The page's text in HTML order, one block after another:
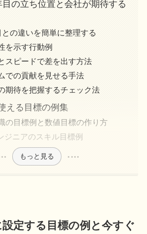
の立ち位置と会社が期待する
との違いを簡単に整理する
を示す行動例
スピードで差を出す方法
での貢献を見せる手法
期待を把握するチェック法
える目標の例集
の目標例と数値目標の作り方
ジニアのスキル目標例
もっと見る
定する目標の例と今すぐ